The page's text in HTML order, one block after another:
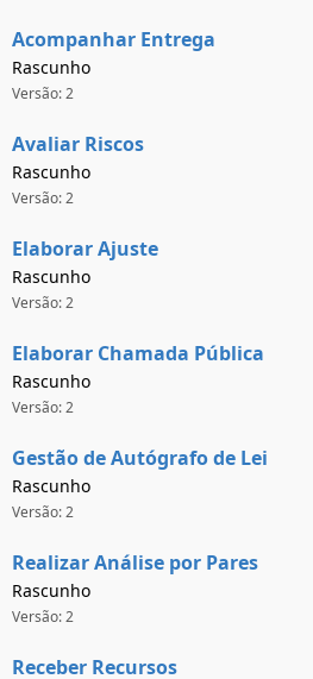
Acompanhar Entrega
Rascunho
Versão: 2
Avaliar Riscos
Rascunho
Versão: 2
Elaborar Ajuste
Rascunho
Versão: 2
Elaborar Chamada Pública
Rascunho
Versão: 2
Gestão de Autógrafo de Lei
Rascunho
Versão: 2
Realizar Análise por Pares
Rascunho
Versão: 2
Receber Recursos